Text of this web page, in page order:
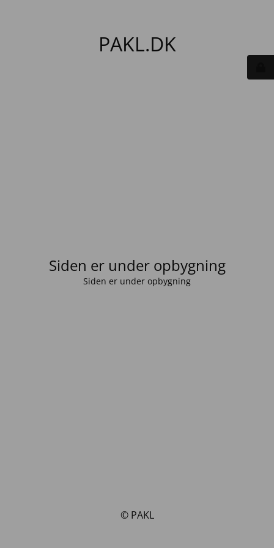
PAKL.DK
Siden er under opbygning
Siden er under opbygning
© PAKL